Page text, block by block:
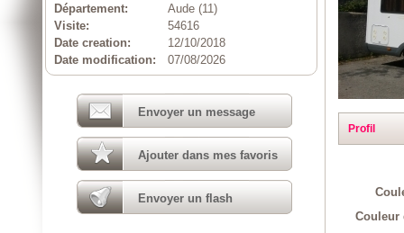
Profil
Couleur
Département:
Aude (11)
Visite:
54616
Date creation:
12/10/2018
Date modification:
07/08/2026
Envoyer un message
Ajouter dans mes favoris
Envoyer un flash